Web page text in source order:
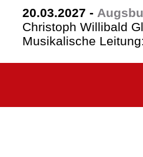
20.03.2027 -
Christoph Willibald
Musikalische